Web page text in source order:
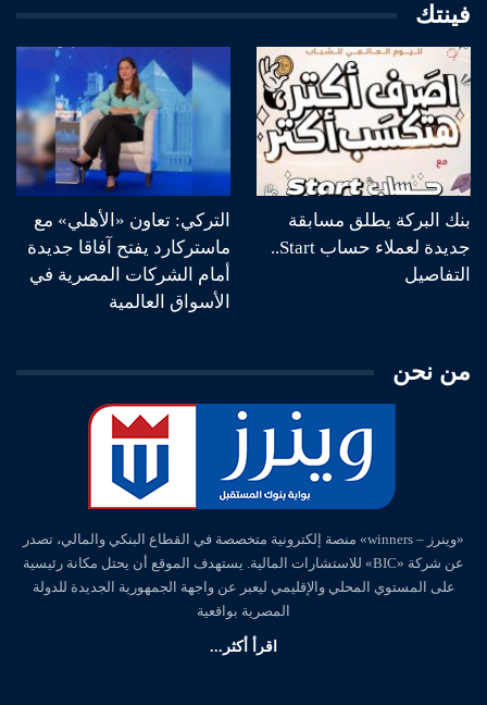
فينتك
بنك البركة يطلق مسابقة
جديدة لعملاء حساب Start..
التفاصيل
التركي: تعاون «الأهلي» مع
ماستركارد يفتح آفاقا جديدة
أمام الشركات المصرية في
الأسواق العالمية
من نحن
«وينرز – winners» منصة إلكترونية متخصصة في القطاع البنكي والمالي، تصدر
عن شركة «BIC» للاستشارات المالية. يستهدف الموقع أن يحتل مكانة رئيسية
على المستوي المحلي والإقليمي ليعبر عن واجهة الجمهورية الجديدة للدولة
المصرية بواقعية
اقرأ أكثر...